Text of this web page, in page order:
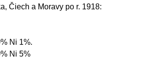
Čiech a Moravy po r. 1918:
Ni 1%.
Ni 5%